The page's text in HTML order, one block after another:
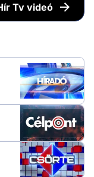
Tv videó